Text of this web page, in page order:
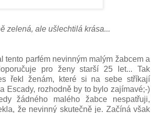
zelená, ale ušlechtilá krása...
tento parfém nevinným malým žabcem a
pro ženy starší 25 let... Tak
řekl ženám, které si na sebe stříkají
Escady, rozhodně by to bylo zajímavé;-)
žádného malého žabce nespatřuji,
že nevinný skutečně je. Začíná však